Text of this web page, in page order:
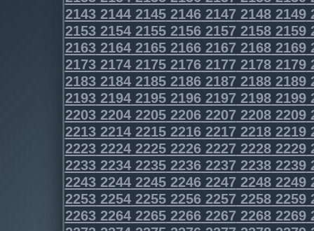
2143214421452146214721482149
2153215421552156215721582159
2163216421652166216721682169
2173217421752176217721782179
2183218421852186218721882189
2193219421952196219721982199
2203220422052206220722082209
2213221422152216221722182219
2223222422252226222722282229
2233223422352236223722382239
2243224422452246224722482249
2253225422552256225722582259
2263226422652266226722682269